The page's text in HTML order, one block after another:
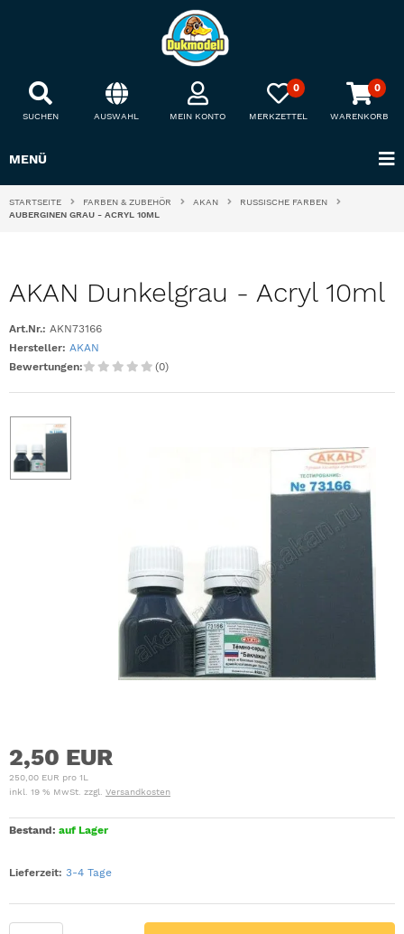
SUCHEN AUSWAHL MEIN KONTO
0
MERKZETTEL
0
WARENKORB
MENÜ
STARTSEITE FARBEN & ZUBEHÖR AKAN
RUSSISCHE FARBEN
AUBERGINEN GRAU - ACRYL 10ML
AKAN Dunkelgrau - Acryl 10ml
Art.Nr.: AKN73166
Hersteller: AKAN
Bewertungen:
(0)
2,50 EUR
250,00 EUR pro 1L
inkl. 19 % MwSt. zzgl. Versandkosten
Bestand: auf Lager
Lieferzeit: 3-4 Tage